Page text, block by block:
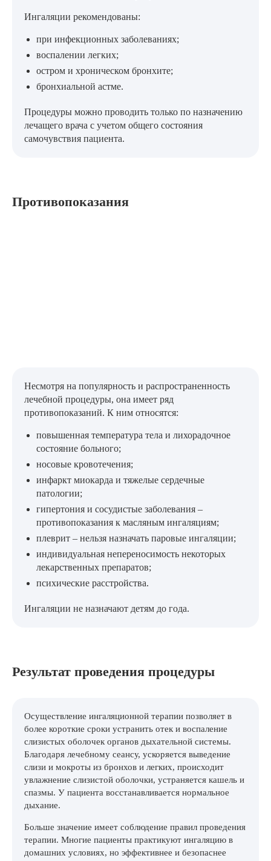
Ингаляции рекомендованы:
при инфекционных заболеваниях;
воспалении легких;
остром и хроническом бронхите;
бронхиальной астме.
Процедуры можно проводить только по назначению
лечащего врача с учетом общего состояния
самочувствия пациента.
Противопоказания
Несмотря на популярность и распространенность
лечебной процедуры, она имеет ряд
противопоказаний. К ним относятся:
повышенная температура тела и лихорадочное
состояние больного;
носовые кровотечения;
инфаркт миокарда и тяжелые сердечные
патологии;
гипертония и сосудистые заболевания –
противопоказания к масляным ингаляциям;
плеврит – нельзя назначать паровые ингаляции;
индивидуальная непереносимость некоторых
лекарственных препаратов;
психические расстройства.
Ингаляции не назначают детям до года.
Результат проведения процедуры
Осуществление ингаляционной терапии позволяет в
более короткие сроки устранить отек и воспаление
слизистых оболочек органов дыхательной системы.
Благодаря лечебному сеансу, ускоряется выведение
слизи и мокроты из бронхов и легких, происходит
увлажнение слизистой оболочки, устраняется кашель и
спазмы. У пациента восстанавливается нормальное
дыхание.
Больше значение имеет соблюдение правил проведения
терапии. Многие пациенты практикуют ингаляцию в
домашних условиях, но эффективнее и безопаснее